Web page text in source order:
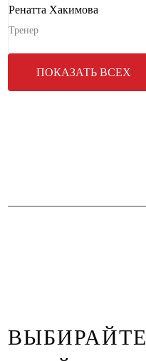
Ренатта Хакимова
Тренер
ПОКАЗАТЬ ВСЕХ
ВЫБИРАЙТЕ